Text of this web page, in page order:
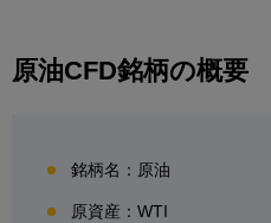
原油CFD銘柄の概要
銘柄名：原油
原資産：WTI